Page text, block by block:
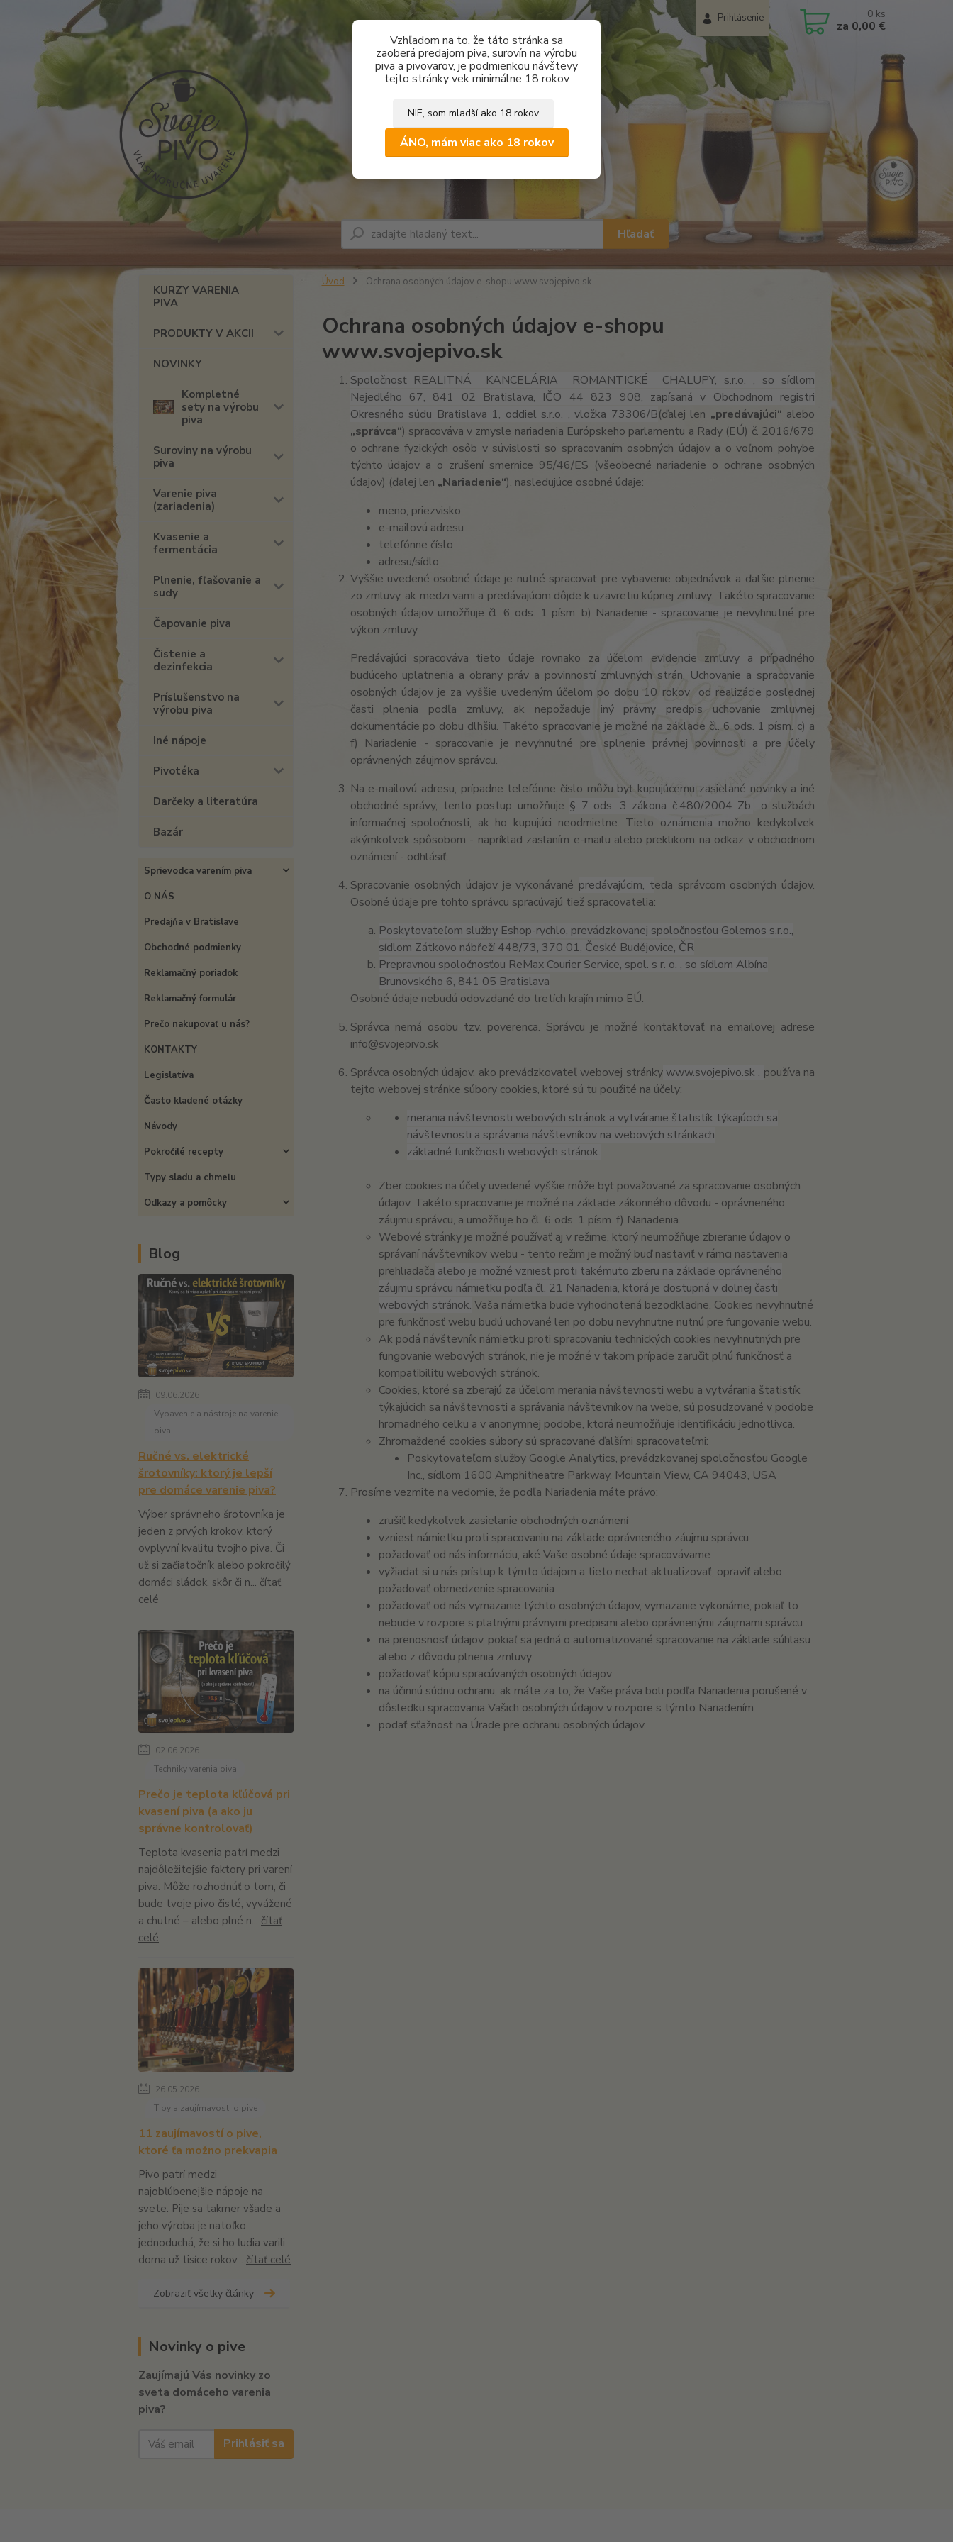
Vzhľadom na to, že táto stránka sa
zaoberá predajom piva, surovín na výrobu
piva a pivovarov, je podmienkou návštevy
tejto stránky vek minimálne 18 rokov
NIE, som mladší ako 18 rokov
ÁNO, mám viac ako 18 rokov
Prihlásenie
Hľadať
0 ks
za 0,00 €
KURZY VARENIA
PIVA
PRODUKTY V AKCII
NOVINKY
Kompletné
sety na výrobu
piva
Suroviny na výrobu
piva
Varenie piva
(zariadenia)
Kvasenie a
fermentácia
Plnenie, fľašovanie a
sudy
Čapovanie piva
Čistenie a
dezinfekcia
Príslušenstvo na
výrobu piva
Iné nápoje
Pivotéka
Darčeky a literatúra
Bazár
Sprievodca varením piva
O NÁS
Predajňa v Bratislave
Obchodné podmienky
Reklamačný poriadok
Reklamačný formulár
Prečo nakupovať u nás?
KONTAKTY
Legislatíva
Často kladené otázky
Návody
Pokročilé recepty
Typy sladu a chmeľu
Odkazy a pomôcky
Blog
09.06.2026
Vybavenie a nástroje na varenie
piva
Ručné vs. elektrické
šrotovníky: ktorý je lepší
pre domáce varenie piva?
Výber správneho šrotovníka je
jeden z prvých krokov, ktorý
ovplyvní kvalitu tvojho piva. Či
už si začiatočník alebo pokročilý
domáci sládok, skôr či n... čítať
celé
02.06.2026
Techniky varenia piva
Prečo je teplota kľúčová pri
kvasení piva (a ako ju
správne kontrolovať)
Teplota kvasenia patrí medzi
najdôležitejšie faktory pri varení
piva. Môže rozhodnúť o tom, či
bude tvoje pivo čisté, vyvážené
a chutné – alebo plné n... čítať
celé
26.05.2026
Tipy a zaujímavosti o pive
11 zaujímavostí o pive,
ktoré ťa možno prekvapia
Pivo patrí medzi
najobľúbenejšie nápoje na
svete. Pije sa takmer všade a
jeho výroba je natoľko
jednoduchá, že si ho ľudia varili
doma už tisíce rokov... čítať celé
Zobraziť všetky články
Novinky o pive
Zaujímajú Vás novinky zo
sveta domáceho varenia
piva?
Prihlásiť sa
Úvod Ochrana osobných údajov e-shopu www.svojepivo.sk
Ochrana osobných údajov e-shopu
www.svojepivo.sk
Spoločnosť REALITNÁ KANCELÁRIA ROMANTICKÉ CHALUPY, s.r.o. , so sídlom
Nejedlého 67, 841 02 Bratislava, IČO 44 823 908, zapísaná v Obchodnom registri
Okresného súdu Bratislava 1, oddiel s.r.o. , vložka 73306/B(ďalej len „predávajúci“ alebo
„správca“) spracováva v zmysle nariadenia Európskeho parlamentu a Rady (EÚ) č. 2016/679
o ochrane fyzických osôb v súvislosti so spracovaním osobných údajov a o voľnom pohybe
týchto údajov a o zrušení smernice 95/46/ES (všeobecné nariadenie o ochrane osobných
údajov) (ďalej len „Nariadenie“), nasledujúce osobné údaje:
meno, priezvisko
e-mailovú adresu
telefónne číslo
adresu/sídlo
Vyššie uvedené osobné údaje je nutné spracovať pre vybavenie objednávok a ďalšie plnenie
zo zmluvy, ak medzi vami a predávajúcim dôjde k uzavretiu kúpnej zmluvy. Takéto spracovanie
osobných údajov umožňuje čl. 6 ods. 1 písm. b) Nariadenie - spracovanie je nevyhnutné pre
výkon zmluvy.
Predávajúci spracováva tieto údaje rovnako za účelom evidencie zmluvy a prípadného
budúceho uplatnenia a obrany práv a povinností zmluvných strán. Uchovanie a spracovanie
osobných údajov je za vyššie uvedeným účelom po dobu 10 rokov od realizácie poslednej
časti plnenia podľa zmluvy, ak nepožaduje iný právny predpis uchovanie zmluvnej
dokumentácie po dobu dlhšiu. Takéto spracovanie je možné na základe čl. 6 ods. 1 písm. c) a
f) Nariadenie - spracovanie je nevyhnutné pre splnenie právnej povinnosti a pre účely
oprávnených záujmov správcu.
Na e-mailovú adresu, prípadne telefónne číslo môžu byť kupujúcemu zasielané novinky a iné
obchodné správy, tento postup umožňuje § 7 ods. 3 zákona č.480/2004 Zb., o službách
informačnej spoločnosti, ak ho kupujúci neodmietne. Tieto oznámenia možno kedykoľvek
akýmkoľvek spôsobom - napríklad zaslaním e-mailu alebo preklikom na odkaz v obchodnom
oznámení - odhlásiť.
Spracovanie osobných údajov je vykonávané predávajúcim, teda správcom osobných údajov.
Osobné údaje pre tohto správcu spracúvajú tiež spracovatelia:
Poskytovateľom služby Eshop-rychlo, prevádzkovanej spoločnosťou Golemos s.r.o.,
sídlom Zátkovo nábřeží 448/73, 370 01, České Budějovice, ČR
Prepravnou spoločnosťou ReMax Courier Service, spol. s r. o. , so sídlom Albína
Brunovského 6, 841 05 Bratislava
Osobné údaje nebudú odovzdané do tretích krajín mimo EÚ.
Správca nemá osobu tzv. poverenca. Správcu je možné kontaktovať na emailovej adrese
info@svojepivo.sk
Správca osobných údajov, ako prevádzkovateľ webovej stránkywww.svojepivo.sk , používa na
tejto webovej stránke súbory cookies, ktoré sú tu použité na účely:
merania návštevnosti webových stránok a vytváranie štatistík týkajúcich sa
návštevnosti a správania návštevníkov na webových stránkach
základné funkčnosti webových stránok.
Zber cookies na účely uvedené vyššie môže byť považované za spracovanie osobných
údajov. Takéto spracovanie je možné na základe zákonného dôvodu - oprávneného
záujmu správcu, a umožňuje ho čl. 6 ods. 1 písm. f) Nariadenia.
Webové stránky je možné používať aj v režime, ktorý neumožňuje zbieranie údajov o
správaní návštevníkov webu - tento režim je možný buď nastaviť v rámci nastavenia
prehliadača alebo je možné vzniesť proti takémuto zberu na základe oprávneného
záujmu správcu námietku podľa čl. 21 Nariadenia, ktorá je dostupná v dolnej časti
webových stránok. Vaša námietka bude vyhodnotená bezodkladne. Cookies nevyhnutné
pre funkčnosť webu budú uchované len po dobu nevyhnutne nutnú pre fungovanie webu.
Ak podá návštevník námietku proti spracovaniu technických cookies nevyhnutných pre
fungovanie webových stránok, nie je možné v takom prípade zaručiť plnú funkčnosť a
kompatibilitu webových stránok.
Cookies, ktoré sa zberajú za účelom merania návštevnosti webu a vytvárania štatistík
týkajúcich sa návštevnosti a správania návštevníkov na webe, sú posudzované v podobe
hromadného celku a v anonymnej podobe, ktorá neumožňuje identifikáciu jednotlivca.
Zhromaždené cookies súbory sú spracované ďalšími spracovateľmi:
Poskytovateľom služby Google Analytics, prevádzkovanej spoločnosťou Google
Inc., sídlom 1600 Amphitheatre Parkway, Mountain View, CA 94043, USA
Prosíme vezmite na vedomie, že podľa Nariadenia máte právo:
zrušiť kedykoľvek zasielanie obchodných oznámení
vzniesť námietku proti spracovaniu na základe oprávneného záujmu správcu
požadovať od nás informáciu, aké Vaše osobné údaje spracovávame
vyžiadať si u nás prístup k týmto údajom a tieto nechať aktualizovať, opraviť alebo
požadovať obmedzenie spracovania
požadovať od nás vymazanie týchto osobných údajov, vymazanie vykonáme, pokiaľ to
nebude v rozpore s platnými právnymi predpismi alebo oprávnenými záujmami správcu
na prenosnosť údajov, pokiaľ sa jedná o automatizované spracovanie na základe súhlasu
alebo z dôvodu plnenia zmluvy
požadovať kópiu spracúvaných osobných údajov
na účinnú súdnu ochranu, ak máte za to, že Vaše práva boli podľa Nariadenia porušené v
dôsledku spracovania Vašich osobných údajov v rozpore s týmto Nariadením
podať sťažnosť na Úrade pre ochranu osobných údajov.